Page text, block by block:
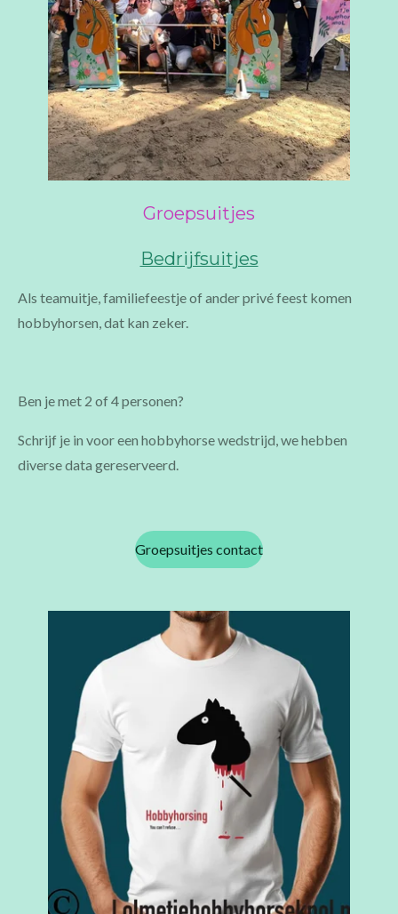
Groepsuitjes
Bedrijfsuitjes
Als teamuitje, familiefeestje of ander privé feest komen
hobbyhorsen, dat kan zeker.
Ben je met 2 of 4 personen?
Schrijf je in voor een hobbyhorse wedstrijd, we hebben
diverse data gereserveerd.
Groepsuitjes contact